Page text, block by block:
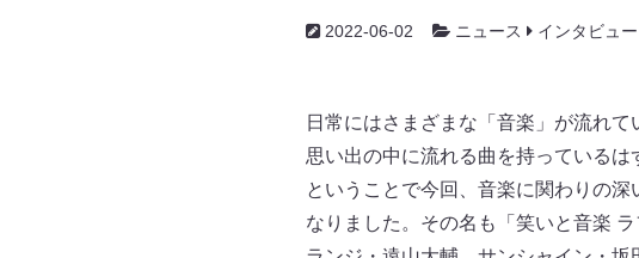
2022-06-02 ニュース インタビュー
日常にはさまざまな「音楽」が流れ
思い出の中に流れる曲を持っているは
ということで今回、音楽に関わりの
なりました。その名も「笑いと音楽